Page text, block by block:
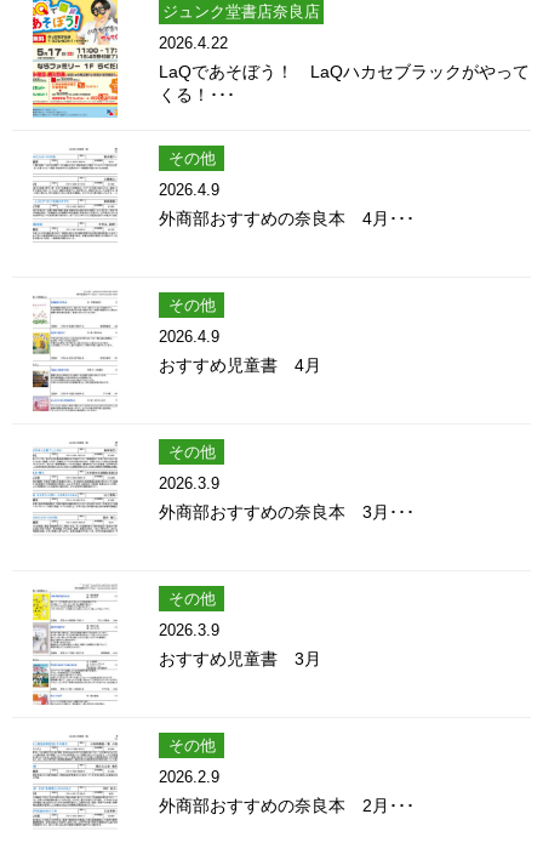
ジュンク堂書店奈良店
2026.4.22
LaQであそぼう！ LaQハカセブラックがやって
くる！･･･
その他
2026.4.9
外商部おすすめの奈良本 4月･･･
その他
2026.4.9
おすすめ児童書 4月
その他
2026.3.9
外商部おすすめの奈良本 3月･･･
その他
2026.3.9
おすすめ児童書 3月
その他
2026.2.9
外商部おすすめの奈良本 2月･･･